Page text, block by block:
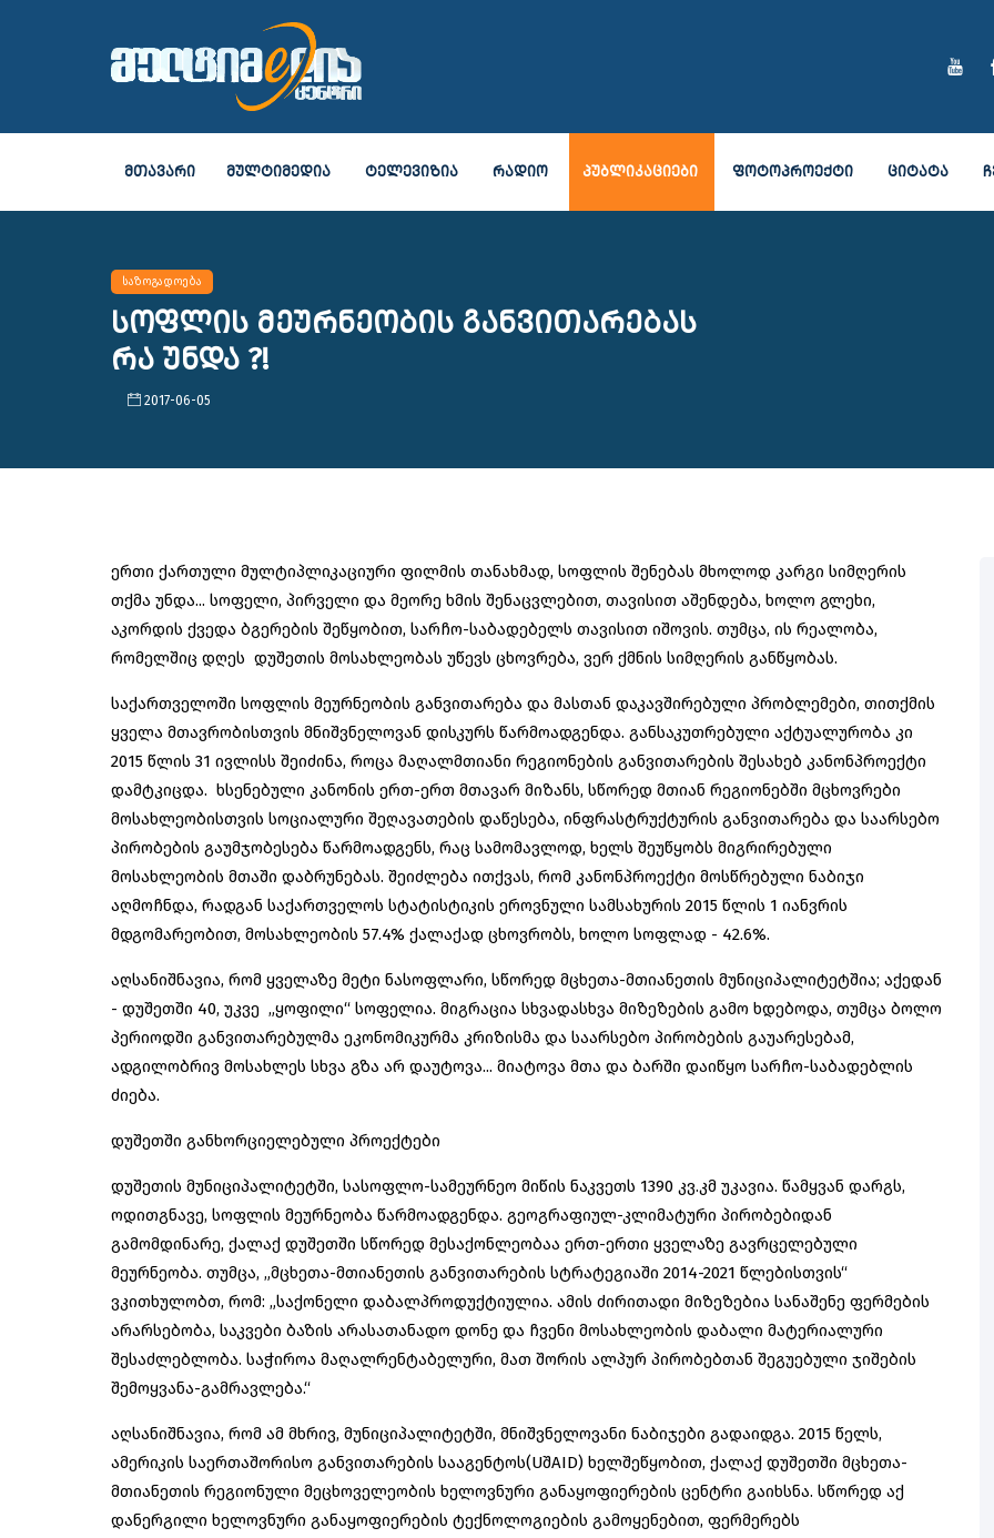
ᲛᲗᲐᲕᲐᲠᲘ ᲛᲣᲚᲢᲘᲛᲔᲓᲘᲐ ᲢᲔᲚᲔᲕᲘᲖᲘᲐ ᲠᲐᲓᲘᲝ ᲞᲣᲑᲚᲘᲙᲐᲪᲘᲔᲑᲘ ᲤᲝᲢᲝᲞᲠᲝᲔᲥᲢᲘ ᲪᲘᲢᲐᲢᲐ
საზოგადოება
სოფლის მეურნეობის განვითარებას
რა უნდა ?!
2017-06-05
ერთი ქართული მულტიპლიკაციური ფილმის თანახმად, სოფლის შენებას მხოლოდ კარგი სიმღერის
თქმა უნდა... სოფელი, პირველი და მეორე ხმის შენაცვლებით, თავისით აშენდება, ხოლო გლეხი,
აკორდის ქვედა ბგერების შეწყობით, სარჩო-საბადებელს თავისით იშოვის. თუმცა, ის რეალობა,
რომელშიც დღეს დუშეთის მოსახლეობას უწევს ცხოვრება, ვერ ქმნის სიმღერის განწყობას.
საქართველოში სოფლის მეურნეობის განვითარება და მასთან დაკავშირებული პრობლემები, თითქმის
ყველა მთავრობისთვის მნიშვნელოვან დისკურს წარმოადგენდა. განსაკუთრებული აქტუალურობა კი
2015 წლის 31 ივლისს შეიძინა, როცა მაღალმთიანი რეგიონების განვითარების შესახებ კანონპროექტი
დამტკიცდა. ხსენებული კანონის ერთ-ერთ მთავარ მიზანს, სწორედ მთიან რეგიონებში მცხოვრები
მოსახლეობისთვის სოციალური შეღავათების დაწესება, ინფრასტრუქტურის განვითარება და საარსებო
პირობების გაუმჯობესება წარმოადგენს, რაც სამომავლოდ, ხელს შეუწყობს მიგრირებული
მოსახლეობის მთაში დაბრუნებას. შეიძლება ითქვას, რომ კანონპროექტი მოსწრებული ნაბიჯი
აღმოჩნდა, რადგან საქართველოს სტატისტიკის ეროვნული სამსახურის 2015 წლის 1 იანვრის
მდგომარეობით, მოსახლეობის 57.4% ქალაქად ცხოვრობს, ხოლო სოფლად - 42.6%.
აღსანიშნავია, რომ ყველაზე მეტი ნასოფლარი, სწორედ მცხეთა-მთიანეთის მუნიციპალიტეტშია; აქედან
- დუშეთში 40, უკვე „ყოფილი“ სოფელია. მიგრაცია სხვადასხვა მიზეზების გამო ხდებოდა, თუმცა ბოლო
პერიოდში განვითარებულმა ეკონომიკურმა კრიზისმა და საარსებო პირობების გაუარესებამ,
ადგილობრივ მოსახლეს სხვა გზა არ დაუტოვა... მიატოვა მთა და ბარში დაიწყო სარჩო-საბადებლის
ძიება.
დუშეთში განხორციელებული პროექტები
დუშეთის მუნიციპალიტეტში, სასოფლო-სამეურნეო მიწის ნაკვეთს 1390 კვ.კმ უკავია. წამყვან დარგს,
ოდითგნავე, სოფლის მეურნეობა წარმოადგენდა. გეოგრაფიულ-კლიმატური პირობებიდან
გამომდინარე, ქალაქ დუშეთში სწორედ მესაქონლეობაა ერთ-ერთი ყველაზე გავრცელებული
მეურნეობა. თუმცა, „მცხეთა-მთიანეთის განვითარების სტრატეგიაში 2014-2021 წლებისთვის“
ვკითხულობთ, რომ: „საქონელი დაბალპროდუქტიულია. ამის ძირითადი მიზეზებია სანაშენე ფერმების
არარსებობა, საკვები ბაზის არასათანადო დონე და ჩვენი მოსახლეობის დაბალი მატერიალური
შესაძლებლობა. საჭიროა მაღალრენტაბელური, მათ შორის ალპურ პირობებთან შეგუებული ჯიშების
შემოყვანა-გამრავლება.“
აღსანიშნავია, რომ ამ მხრივ, მუნიციპალიტეტში, მნიშვნელოვანი ნაბიჯები გადაიდგა. 2015 წელს,
ამერიკის საერთაშორისო განვითარების სააგენტოს(UშAID) ხელშეწყობით, ქალაქ დუშეთში მცხეთა-
მთიანეთის რეგიონული მეცხოველეობის ხელოვნური განაყოფიერების ცენტრი გაიხსნა. სწორედ აქ
დანერგილი ხელოვნური განაყოფიერების ტექნოლოგიების გამოყენებით, ფერმერებს